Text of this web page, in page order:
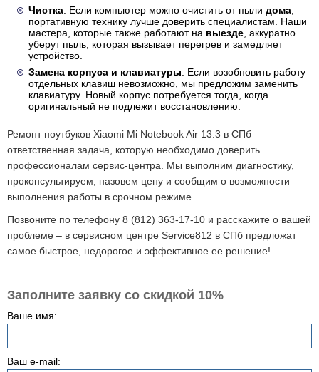
Чистка . Если компьютер можно очистить от пыли дома
портативную технику лучше доверить специалистам. Наши
мастера, которые также работают на выезде , аккуратно
уберут пыль, которая вызывает перегрев и замедляет
устройство.
Замена корпуса и клавиатуры . Если возобновить работу
отдельных клавиш невозможно, мы предложим заменить
клавиатуру. Новый корпус потребуется тогда, когда
оригинальный не подлежит восстановлению.
Ремонт ноутбуков Xiaomi Mi Notebook Air 13.3 в СПб –
ответственная задача, которую необходимо доверить
профессионалам сервис-центра. Мы выполним диагностику,
проконсультируем, назовем цену и сообщим о возможности
выполнения работы в срочном режиме.
Позвоните по телефону 8 (812) 363-17-10 и расскажите о вашей
проблеме – в сервисном центре Service812 в СПб предложат
самое быстрое, недорогое и эффективное ее решение!
Заполните заявку со скидкой 10%
Ваше имя:
Ваш e-mail: